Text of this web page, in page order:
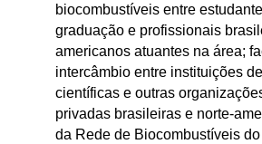
biocombustíveis entre
graduação e profissionais
americanos atuantes na área;
intercâmbio entre instituições
científicas e outras
privadas brasileiras e norte-
da Rede de Biocombustíveis